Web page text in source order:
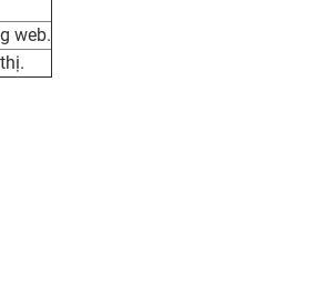
web.